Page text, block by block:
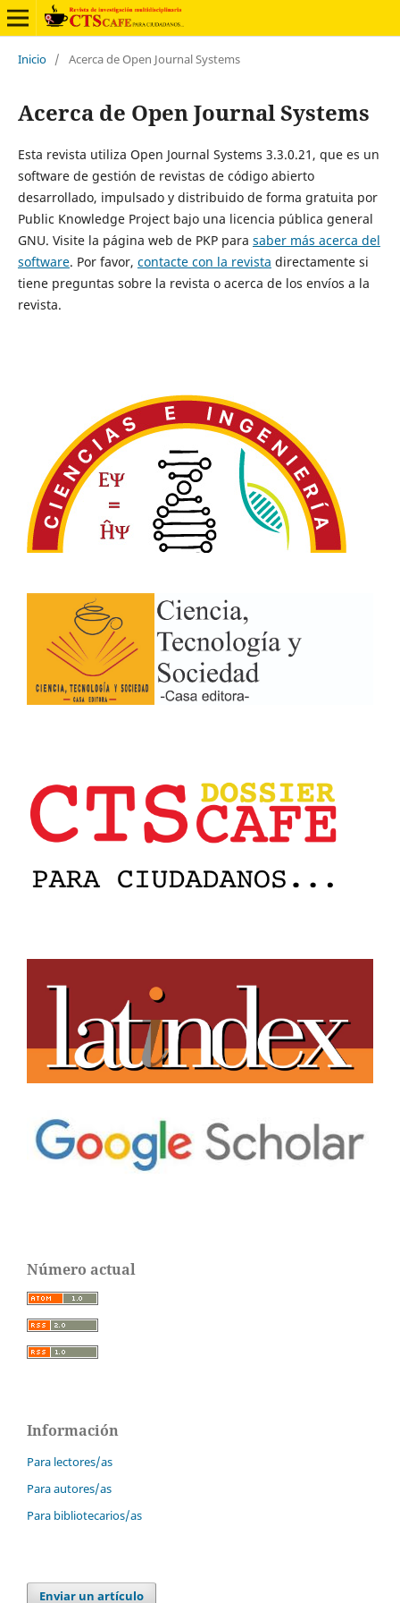
Inicio / Acerca de Open Journal Systems
Acerca de Open Journal Systems
Esta revista utiliza Open Journal Systems 3.3.0.21, que es un
software de gestión de revistas de código abierto
desarrollado, impulsado y distribuido de forma gratuita por
Public Knowledge Project bajo una licencia pública general
GNU. Visite la página web de PKP para saber más acerca del
software. Por favor, contacte con la revista directamente si
tiene preguntas sobre la revista o acerca de los envíos a la
revista.
Número actual
Información
Para lectores/as
Para autores/as
Para bibliotecarios/as
Enviar un artículo